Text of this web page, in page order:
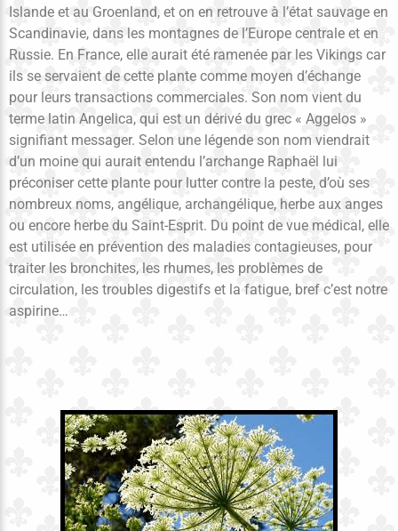
Islande et au Groenland, et on en retrouve à l’état sauvage en
Scandinavie, dans les montagnes de l’Europe centrale et en
Russie. En France, elle aurait été ramenée par les Vikings car
ils se servaient de cette plante comme moyen d’échange
pour leurs transactions commerciales. Son nom vient du
terme latin Angelica, qui est un dérivé du grec « Aggelos »
signifiant messager. Selon une légende son nom viendrait
d’un moine qui aurait entendu l’archange Raphaël lui
préconiser cette plante pour lutter contre la peste, d’où ses
nombreux noms, angélique, archangélique, herbe aux anges
ou encore herbe du Saint-Esprit. Du point de vue médical, elle
est utilisée en prévention des maladies contagieuses, pour
traiter les bronchites, les rhumes, les problèmes de
circulation, les troubles digestifs et la fatigue, bref c’est notre
aspirine…